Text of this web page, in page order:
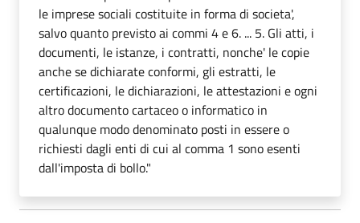
le imprese sociali costituite in forma di societa',
salvo quanto previsto ai commi 4 e 6. ... 5. Gli atti, i
documenti, le istanze, i contratti, nonche' le copie
anche se dichiarate conformi, gli estratti, le
certificazioni, le dichiarazioni, le attestazioni e ogni
altro documento cartaceo o informatico in
qualunque modo denominato posti in essere o
richiesti dagli enti di cui al comma 1 sono esenti
dall'imposta di bollo."